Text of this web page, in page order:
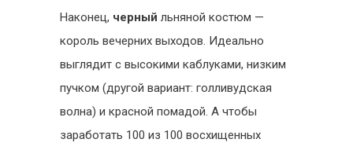
Наконец, черный льняной костюм —
король вечерних выходов. Идеально
выглядит с высокими каблуками, низким
пучком (другой вариант: голливудская
волна) и красной помадой. А чтобы
заработать 100 из 100 восхищенных